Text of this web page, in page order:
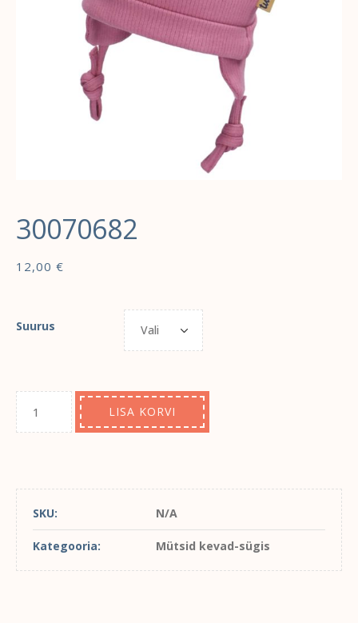
30070682
12,00 €
Suurus
LISA KORVI
SKU: N/A
Kategooria: Mütsid kevad-sügis